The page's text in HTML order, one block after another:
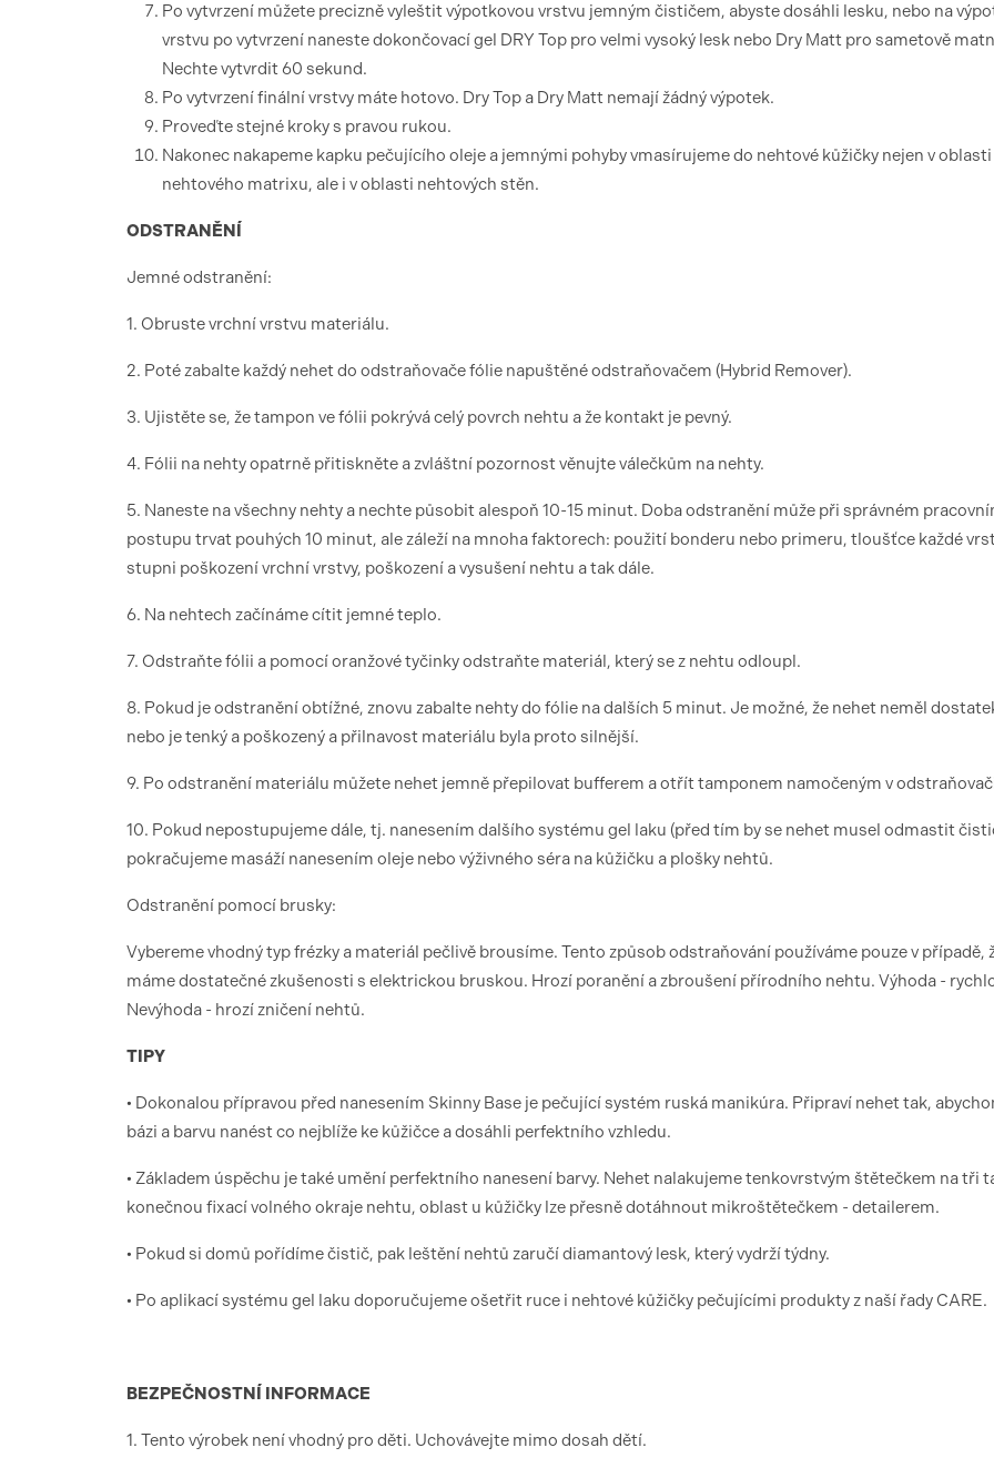
Po vytvrzení můžete precizně vyleštit výpotkovou vrstvu jemným čističem, abyste dosáhli lesku, nebo na
vrstvu po vytvrzení naneste dokončovací gel DRY Top pro velmi vysoký lesk nebo Dry Matt pro sametově
Nechte vytvrdit 60 sekund.
Po vytvrzení finální vrstvy máte hotovo. Dry Top a Dry Matt nemají žádný výpotek.
Proveďte stejné kroky s pravou rukou.
Nakonec nakapeme kapku pečujícího oleje a jemnými pohyby vmasírujeme do nehtové kůžičky nejen v oblasti
nehtového matrixu, ale i v oblasti nehtových stěn.
ODSTRANĚNÍ
Jemné odstranění:
1. Obruste vrchní vrstvu materiálu.
2. Poté zabalte každý nehet do odstraňovače fólie napuštěné odstraňovačem (Hybrid Remover).
3. Ujistěte se, že tampon ve fólii pokrývá celý povrch nehtu a že kontakt je pevný.
4. Fólii na nehty opatrně přitiskněte a zvláštní pozornost věnujte válečkům na nehty.
5. Naneste na všechny nehty a nechte působit alespoň 10-15 minut. Doba odstranění může při správném
postupu trvat pouhých 10 minut, ale záleží na mnoha faktorech: použití bonderu nebo primeru, tloušťce každé
stupni poškození vrchní vrstvy, poškození a vysušení nehtu a tak dále.
6. Na nehtech začínáme cítit jemné teplo.
7. Odstraňte fólii a pomocí oranžové tyčinky odstraňte materiál, který se z nehtu odloupl.
8. Pokud je odstranění obtížné, znovu zabalte nehty do fólie na dalších 5 minut. Je možné, že nehet neměl
nebo je tenký a poškozený a přilnavost materiálu byla proto silnější.
9. Po odstranění materiálu můžete nehet jemně přepilovat bufferem a otřít tamponem namočeným v
10. Pokud nepostupujeme dále, tj. nanesením dalšího systému gel laku (před tím by se nehet musel odmastit
pokračujeme masáží nanesením oleje nebo výživného séra na kůžičku a plošky nehtů.
Odstranění pomocí brusky:
Vybereme vhodný typ frézky a materiál pečlivě brousíme. Tento způsob odstraňování používáme pouze v případě,
máme dostatečné zkušenosti s elektrickou bruskou. Hrozí poranění a zbroušení přírodního nehtu. Výhoda -
Nevýhoda - hrozí zničení nehtů.
TIPY
• Dokonalou přípravou před nanesením Skinny Base je pečující systém ruská manikúra. Připraví nehet tak,
bázi a barvu nanést co nejblíže ke kůžičce a dosáhli perfektního vzhledu.
• Základem úspěchu je také umění perfektního nanesení barvy. Nehet nalakujeme tenkovrstvým štětečkem na tři
konečnou fixací volného okraje nehtu, oblast u kůžičky lze přesně dotáhnout mikroštětečkem - detailerem.
• Pokud si domů pořídíme čistič, pak leštění nehtů zaručí diamantový lesk, který vydrží týdny.
• Po aplikací systému gel laku doporučujeme ošetřit ruce i nehtové kůžičky pečujícími produkty z naší řady CARE.
BEZPEČNOSTNÍ INFORMACE
1. Tento výrobek není vhodný pro děti. Uchovávejte mimo dosah dětí.